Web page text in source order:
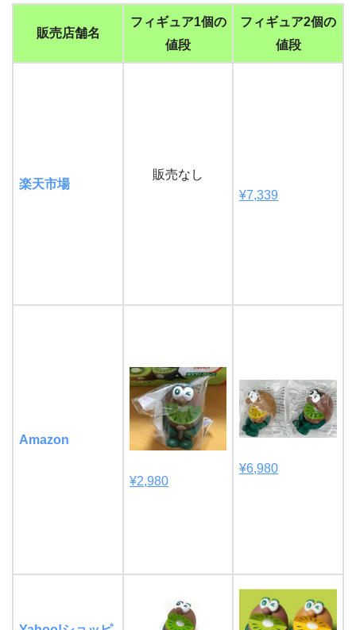
販売店舗名
フィギュア1個の
値段
フィギュア2個の
値段
楽天市場
販売なし
¥7,339
Amazon
¥2,980
¥6,980